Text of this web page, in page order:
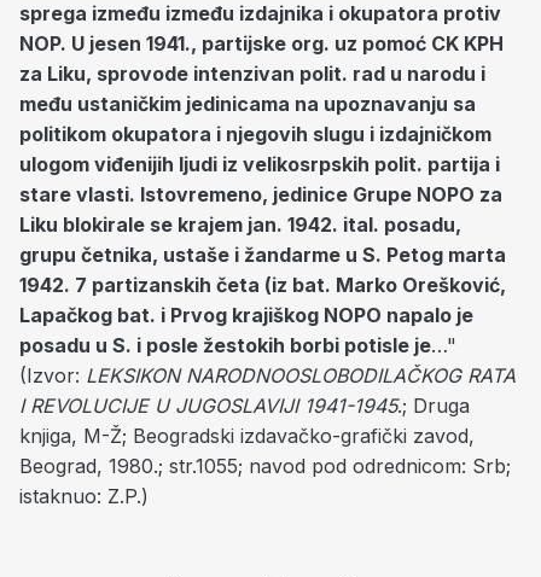
sprega između između izdajnika i okupatora protiv
NOP. U jesen 1941., partijske org. uz pomoć CK KPH
za Liku, sprovode intenzivan polit. rad u narodu i
među ustaničkim jedinicama na upoznavanju sa
politikom okupatora i njegovih slugu i izdajničkom
ulogom viđenijih ljudi iz velikosrpskih polit. partija i
stare vlasti. Istovremeno, jedinice Grupe NOPO za
Liku blokirale se krajem jan. 1942. ital. posadu,
grupu četnika, ustaše i žandarme u S. Petog marta
1942. 7 partizanskih četa (iz bat. Marko Orešković,
Lapačkog bat. i Prvog krajiškog NOPO napalo je
posadu u S. i posle žestokih borbi potisle je…"
(Izvor: LEKSIKON NARODNOOSLOBODILAČKOG RATA
I REVOLUCIJE U JUGOSLAVIJI 1941-1945.; Druga
knjiga, M-Ž; Beogradski izdavačko-grafički zavod,
Beograd, 1980.; str.1055; navod pod odrednicom: Srb;
istaknuo: Z.P.)